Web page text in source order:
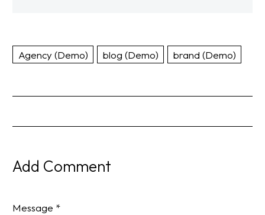
Agency (Demo) blog (Demo) brand (Demo)
Add Comment
Message *